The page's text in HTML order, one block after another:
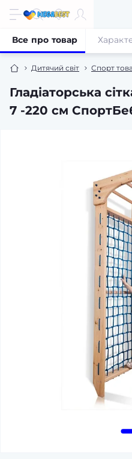
Дитячий світ Спорт
Гладіаторська
7 -220 см
Все про товар